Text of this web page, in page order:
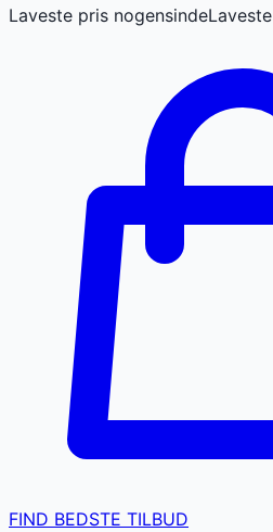
Laveste pris nogensindeLaveste
FIND BEDSTE TILBUD